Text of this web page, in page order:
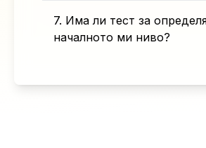
7. Има ли тест за
началното ми ниво?